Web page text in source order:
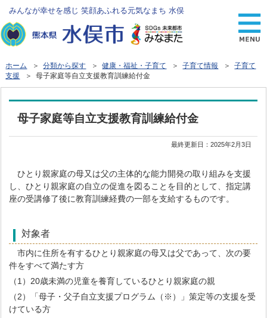
みんなが幸せを感じ 笑顔あふれる元気なまち 水俣
ホーム ＞分類から探す ＞健康・福祉・子育て ＞子育て情報 ＞子育て
支援
＞ 母子家庭等自立支援教育訓練給付金
母子家庭等自立支援教育訓練給付金
最終更新日：2025年2月3日
ひとり親家庭の母又は父の主体的な能力開発の取り組みを支援
し、ひとり親家庭の自立の促進を図ることを目的として、指定講
座の受講修了後に教育訓練経費の一部を支給するものです。
対象者
市内に住所を有するひとり親家庭の母又は父であって、次の要
件をすべて満たす方
（1）20歳未満の児童を養育しているひとり親家庭の親
（2）「母子・父子自立支援プログラム（※）」策定等の支援を受
けている方